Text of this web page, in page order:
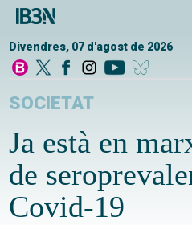
Divendres, 07 d'agost de 2026
SOCIETAT
Ja està en
de
Covid-19